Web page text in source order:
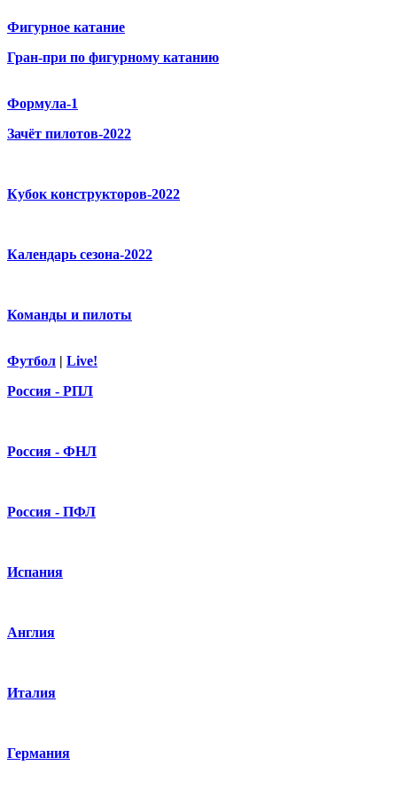
Фигурное катание
Гран-при по фигурному катанию
Формула-1
Зачёт пилотов-2022
Кубок конструкторов-2022
Календарь сезона-2022
Команды и пилоты
Футбол | Live!
Россия - РПЛ
Россия - ФНЛ
Россия - ПФЛ
Испания
Англия
Италия
Германия